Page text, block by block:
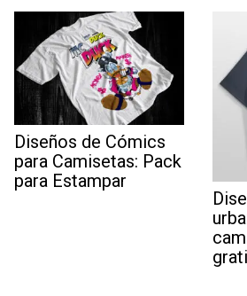
Diseños de Cómics
para Camisetas: Pack
para Estampar